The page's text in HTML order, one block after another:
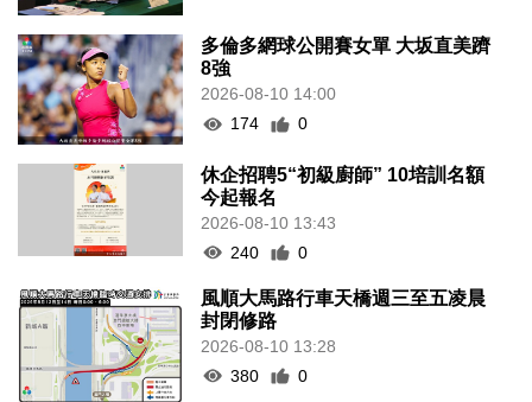
多倫多網球公開賽女單 大坂直美躋
8強
2026-08-10 14:00
174
0
休企招聘5“初級廚師” 10培訓名額
今起報名
2026-08-10 13:43
240
0
風順大馬路行車天橋週三至五凌晨
封閉修路
2026-08-10 13:28
380
0